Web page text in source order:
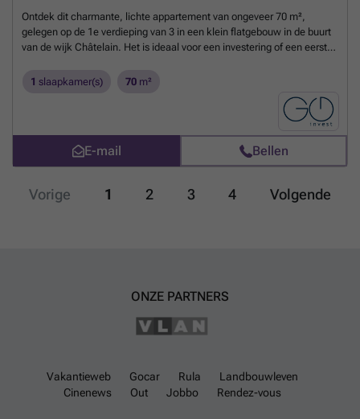
Ontdek dit charmante, lichte appartement van ongeveer 70 m²,
gelegen op de 1e verdieping van 3 in een klein flatgebouw in de buurt
van de wijk Châtelain. Het is ideaal voor een investering of een eerste
een volledig uitgeruste open keuken, een slaapkamer van ongeveer
verwarming op gas. Bevoorrechte locatie, op een steenworp afstand
van openbaar vervoer, winkels en restaurants. PEB : C- Beschikbaar
voor verhuur.Meer weten?
1 slaapkamer(s) 70 m²
E-mail Bellen
Vorige 1 2 3 4 Volgende
ONZE PARTNERS
Vakantieweb Gocar Rula
Landbouwleven
Cinenews
Out Jobbo Rendez-vous